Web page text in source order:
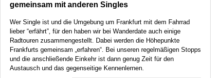
gemeinsam mit anderen Singles
Wer Single ist und die Umgebung um Frankfurt mit dem Fahrrad
lieber “erfährt”, für den haben wir bei Wanderdate auch einige
Radtouren zusammengestellt. Dabei werden die Höhepunkte
Frankfurts gemeinsam „erfahren“. Bei unseren regelmäßigen Stopps
und die anschließende Einkehr ist dann genug Zeit für den
Austausch und das gegenseitige Kennenlernen.